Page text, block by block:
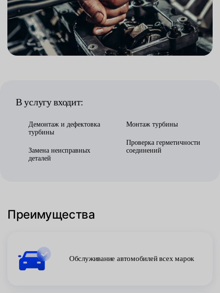
В услугу входит:
Демонтаж и дефектовка
турбины
Замена неисправных
деталей
Монтаж турбины
Проверка герметичности
соединений
Преимущества
Обслуживание автомобилей всех марок